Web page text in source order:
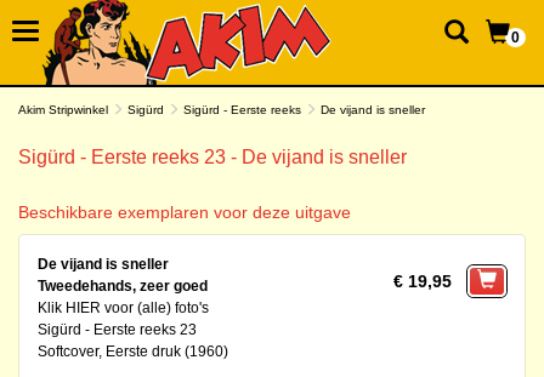
0
Akim Stripwinkel Sigürd Sigürd - Eerste reeks De vijand is sneller
Sigürd - Eerste reeks 23 - De vijand is sneller
Beschikbare exemplaren voor deze uitgave
De vijand is sneller
Tweedehands, zeer goed
Klik HIER voor (alle) foto's
Sigürd - Eerste reeks 23
Softcover, Eerste druk (1960)
€ 19,95